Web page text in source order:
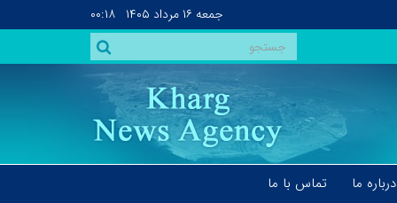
جمعه ۱۶ مرداد ۱۴۰۵ ۰۰:۱۸
درباره ما
تماس با ما